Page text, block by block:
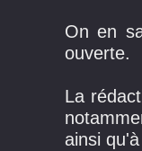
On en
ouverte.
La
ainsi